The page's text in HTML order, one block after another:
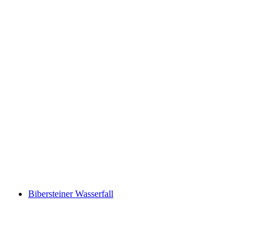
Bibersteiner Wasserfall